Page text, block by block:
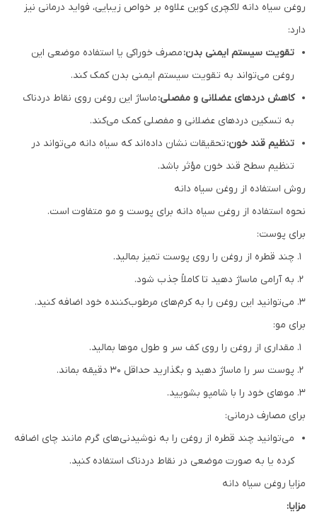
روغن سیاه دانه لاکچری کوین علاوه بر خواص زیبایی، فواید درمانی نیز
دارد:
تقویت سیستم ایمنی بدن:مصرف خوراکی یا استفاده موضعی این
روغن می‌تواند به تقویت سیستم ایمنی بدن کمک کند.
کاهش دردهای عضلانی و مفصلی:ماساژ این روغن روی نقاط دردناک
به تسکین دردهای عضلانی و مفصلی کمک می‌کند.
تنظیم قند خون:تحقیقات نشان داده‌اند که سیاه دانه می‌تواند در
تنظیم سطح قند خون مؤثر باشد.
روش استفاده از روغن سیاه دانه
نحوه استفاده از روغن سیاه دانه برای پوست و مو متفاوت است.
برای پوست:
چند قطره از روغن را روی پوست تمیز بمالید.
به آرامی ماساژ دهید تا کاملاً جذب شود.
می‌توانید این روغن را به کرم‌های مرطوب‌کننده خود اضافه کنید.
برای مو:
مقداری از روغن را روی کف سر و طول موها بمالید.
پوست سر را ماساژ دهید و بگذارید حداقل 30 دقیقه بماند.
موهای خود را با شامپو بشویید.
برای مصارف درمانی:
می‌توانید چند قطره از روغن را به نوشیدنی‌های گرم مانند چای اضافه
کرده یا به صورت موضعی در نقاط دردناک استفاده کنید.
مزایا روغن سیاه دانه
مزایا: